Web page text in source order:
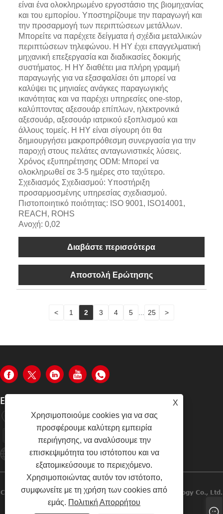
είναι ένα ολοκληρωμένο εργοστάσιο της βιομηχανίας
και του εμπορίου. Υποστηρίζουμε την παραγωγή και
την προσαρμογή των περιπτώσεων μετάλλων.
Μπορείτε να παρέχετε δείγματα ή σχέδια μεταλλικών
περιπτώσεων τηλεφώνου. Η HY έχει επαγγελματική
μηχανική επεξεργασία και διαδικασίες δοκιμής
συστήματος. Η HY διαθέτει μια πλήρη γραμμή
παραγωγής για να εξασφαλίσει ότι μπορεί να
καλύψει τις μηνιαίες ανάγκες παραγωγικής
ικανότητας και να παρέχει υπηρεσίες one-stop,
καλύπτοντας αξεσουάρ επίπλων, ηλεκτρονικά
αξεσουάρ, αξεσουάρ ιατρικού εξοπλισμού και
άλλους τομείς. Η HY είναι σίγουρη ότι θα
δημιουργήσει μακροπρόθεσμη συνεργασία για την
παροχή στους πελάτες ανταγωνιστικές λύσεις.
Χρόνος εξυπηρέτησης ODM: Μπορεί να
ολοκληρωθεί σε 3-5 ημέρες στο ταχύτερο.
Σχεδιασμός Σχεδιασμού: Υποστήριξη
προσαρμοσμένης υπηρεσίας σχεδιασμού.
Πιστοποιητικό ποιότητας: ISO 9001, ISO14001,
REACH, ROHS
Ανοχή: 0,02
Διαβάστε περισσότερα
Αποστολή Ερώτησης
< 1 2 3 4 5 ... 25 >
ΕΠΙΚΟΙΝΩΝΉΣΤΕ ΜΑΖΊ ΜΑΣ
Tongzhong Road, Περιοχή Tongan, Xiamen, Κίνα
+86-19979320050
Sales08@xmhongyu.com.cn
Copyright © 2023 Xiamen Hongyu Intelligent Technology Co., Ltd.
Με Επιφύλαξη Παντός Δικαιώματος
X
Χρησιμοποιούμε cookies για να σας
προσφέρουμε καλύτερη εμπειρία
περιήγησης, να αναλύσουμε την
επισκεψιμότητα του ιστότοπου και να
εξατομικεύσουμε το περιεχόμενο.
Χρησιμοποιώντας αυτόν τον ιστότοπο,
συμφωνείτε με τη χρήση των cookies από
εμάς. Πολιτική Απορρήτου